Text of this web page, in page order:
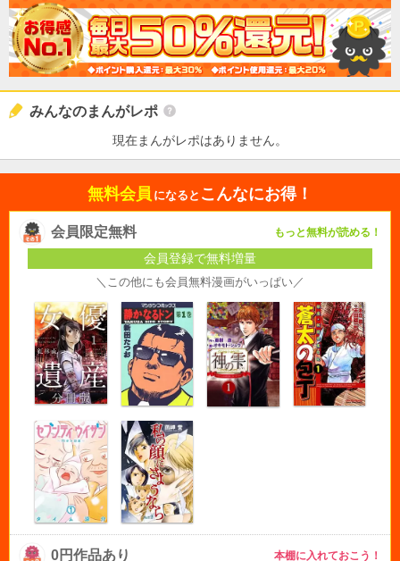
みんなのまんがレポ
現在まんがレポはありません。
無料会員 になると こんなにお得！
会員限定無料 もっと無料が読める！
会員登録で無料増量
＼この他にも会員無料漫画がいっぱい／
0円作品あり 本棚に入れておこう！